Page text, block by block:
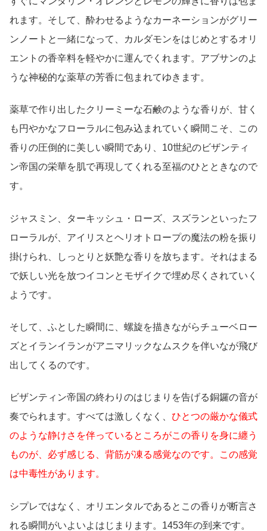
れます。そして、酔わせるようなカーネーションがグリー
ンノートと一緒になって、カルダモンをはじめとするオリ
エントの香辛料を軽やかに運んでくれます。アブサンのよ
うな神秘的な薬草の芳香に包まれてゆきます。
薬草で作り出したクリーミーな石鹸のような香りが、甘く
も円やかなフローラルに包み込まれていく瞬間こそ、この
香りの圧倒的に美しい瞬間であり、10世紀のビザンティ
ン帝国の栄華を肌で再現してくれる至福のひとときなので
す。
ジャスミン、ターキッシュ・ローズ、スズランといったフ
ローラルが、アイリスとヘリオトロープの魔法の粉を振り
掛けられ、しっとりと妖艶な香りを放ちます。それはまる
で妖しい光を放つイコンとモザイクで埋め尽くされていく
ようです。
そして、ふとした瞬間に、螺旋を描きながらチューベロー
ズとイランイランがアニマリックなムスクを伴いなが飛び
出してくるのです。
ビザンティン帝国の終わりのはじまりを告げる銅鑼の音が
奏でられます。すべては激しくなく、 ひとつの厳かな儀式
のような静けさを伴っているところがこの香りを身に纏う
ものが、必ず感じる、背筋が凍る感覚なのです。この感覚
は中毒性があります。
シプレではなく、オリエンタルであるとこの香りが断言さ
れる瞬間がいよいよはじまります。1453年の到来です。